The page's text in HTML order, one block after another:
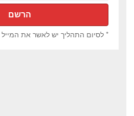
* לסיום התהליך יש לאשר את המייל